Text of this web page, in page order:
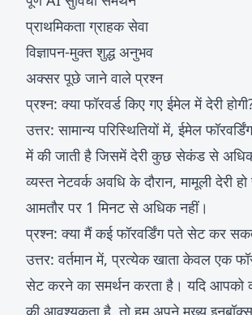
प्राथमिकता ग्राहक सेवा
विज्ञापन-मुक्त शुद्ध अनुभव
अक्सर पूछे जाने वाले प्रश्न
प्रश्न: क्या फॉरवर्ड किए गए ईमेल में देरी
उत्तर: सामान्य परिस्थितियों में, ईमेल
में की जाती है जिसमें देरी कुछ सेकंड से अधिक
व्यस्त नेटवर्क अवधि के दौरान, मामूली देरी
आमतौर पर 1 मिनट से अधिक नहीं।
प्रश्न: क्या मैं कई फॉरवर्डिंग पते सेट कर
उत्तर: वर्तमान में, प्रत्येक खाता केवल एक
सेट करने का समर्थन करता है। यदि आपको
की आवश्यकता है, तो हम अपने मुख्य इनबॉक्स